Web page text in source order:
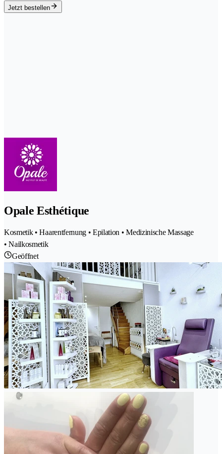
Jetzt bestellen
Opale Esthétique
Kosmetik • Haarentfernung • Epilation • Medizinische Massage
• Nailkosmetik
Geöffnet